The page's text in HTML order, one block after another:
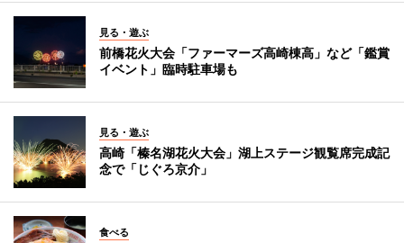
見る・遊ぶ
前橋花火大会「ファーマーズ高崎棟高」など「鑑賞
イベント」臨時駐車場も
見る・遊ぶ
高崎「榛名湖花火大会」湖上ステージ観覧席完成記
念で「じぐろ京介」
食べる